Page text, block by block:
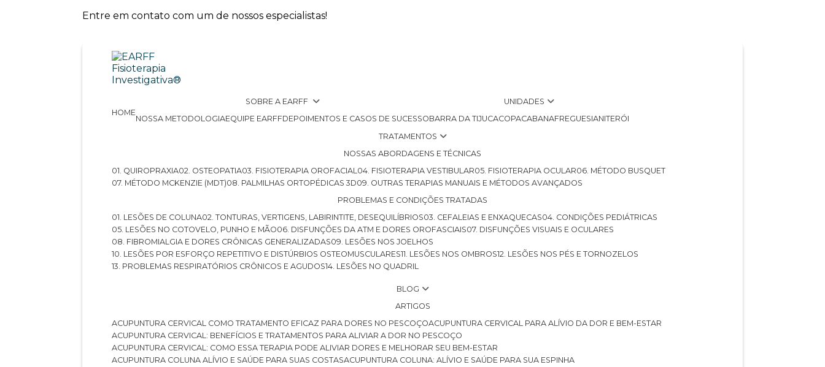
Entre em contato com um de nossos especialistas!
HOME
SOBRE A EARFF
NOSSA METODOLOGIA EQUIPE EARFF DEPOIMENTOS E CASOS DE SUCESSO
UNIDADES
BARRA DA TIJUCA
COPACABANA FREGUESIA
NITERÓI
TRATAMENTOS
NOSSAS ABORDAGENS E TÉCNICAS
01. QUIROPRAXIA
02. OSTEOPATIA 03. FISIOTERAPIA OROFACIAL 04. FISIOTERAPIA VESTIBULAR 05. FISIOTERAPIA OCULAR
06. MÉTODO BUSQUET
07. MÉTODO MCKENZIE (MDT)
08. PALMILHAS ORTOPÉDICAS 3D
09. OUTRAS TERAPIAS MANUAIS E MÉTODOS AVANÇADOS
PROBLEMAS E CONDIÇÕES TRATADAS
01. LESÕES DE COLUNA
02. TONTURAS, VERTIGENS, LABIRINTITE, DESEQUILÍBRIOS 03. CEFALEIAS E ENXAQUECAS
04. CONDIÇÕES PEDIÁTRICAS
05. LESÕES NO COTOVELO, PUNHO E MÃO
06. DISFUNÇÕES DA ATM E DORES OROFASCIAIS
07. DISFUNÇÕES VISUAIS E OCULARES
08. FIBROMIALGIA E DORES CRÔNICAS GENERALIZADAS
09. LESÕES NOS JOELHOS
10. LESÕES POR ESFORÇO REPETITIVO E DISTÚRBIOS OSTEOMUSCULARES 11. LESÕES NOS OMBROS 12. LESÕES NOS PÉS E TORNOZELOS
13. PROBLEMAS RESPIRATÓRIOS CRÔNICOS E AGUDOS 14. LESÕES NO QUADRIL
BLOG
ARTIGOS
ACUPUNTURA CERVICAL COMO TRATAMENTO EFICAZ PARA DORES NO PESCOÇO
ACUPUNTURA CERVICAL PARA ALÍVIO DA DOR E BEM-ESTAR
ACUPUNTURA CERVICAL: BENEFÍCIOS E TRATAMENTOS PARA ALIVIAR A DOR NO PESCOÇO
ACUPUNTURA CERVICAL: COMO ESSA TERAPIA PODE ALIVIAR DORES E MELHORAR SEU BEM-ESTAR
ACUPUNTURA COLUNA ALÍVIO E SAÚDE PARA SUAS COSTAS
ACUPUNTURA COLUNA: ALÍVIO E SAÚDE PARA SUA ESPINHA